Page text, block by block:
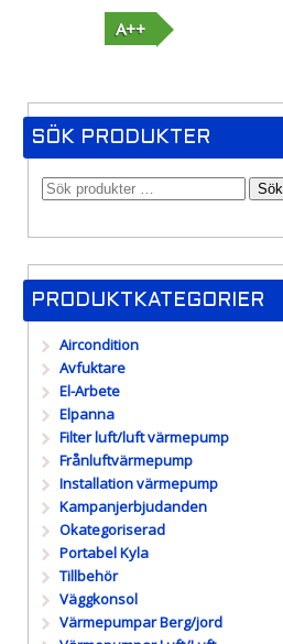
A++
SÖK PRODUKTER
Sök
PRODUKTKATEGORIER
Aircondition
Avfuktare
El-Arbete
Elpanna
Filter luft/luft värmepump
Frånluftvärmepump
Installation värmepump
Kampanjerbjudanden
Okategoriserad
Portabel Kyla
Tillbehör
Väggkonsol
Värmepumpar Berg/jord